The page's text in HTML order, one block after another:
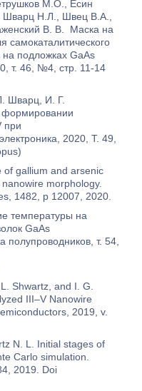
М.О., Есин
Н.Л., Швец В.А.,
В. В. Маска на
самокаталитического
на подложках GaAs
т. 46, №4, стр. 11-14
Шварц, И. Г.
формировании
при
2020, T. 49,
of gallium and arsenic
morphology.
1482, p 12007, 2020.
температуры на
GaAs
полупроводников, т. 54,
Shwartz, and I. G.
III–V Nanowire
2019, v.
N. L. Initial stages of
Carlo simulation.
2019. Doi